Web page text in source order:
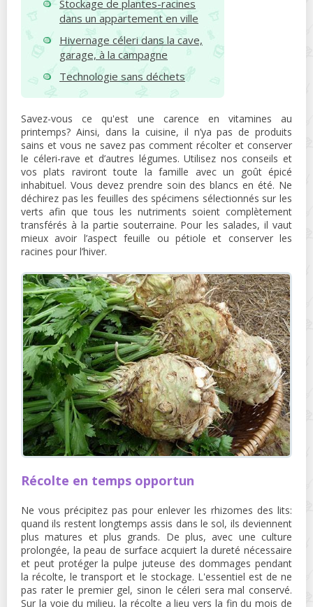
Stockage de plantes-racines
dans un appartement en ville
Hivernage céleri dans la cave,
garage, à la campagne
Technologie sans déchets
Savez-vous ce qu'est une carence en vitamines au
printemps? Ainsi, dans la cuisine, il n’ya pas de produits
sains et vous ne savez pas comment récolter et conserver
le céleri-rave et d’autres légumes. Utilisez nos conseils et
vos plats raviront toute la famille avec un goût épicé
inhabituel. Vous devez prendre soin des blancs en été. Ne
déchirez pas les feuilles des spécimens sélectionnés sur les
verts afin que tous les nutriments soient complètement
transférés à la partie souterraine. Pour les salades, il vaut
mieux avoir l’aspect feuille ou pétiole et conserver les
racines pour l’hiver.
Récolte en temps opportun
Ne vous précipitez pas pour enlever les rhizomes des lits:
quand ils restent longtemps assis dans le sol, ils deviennent
plus matures et plus grands. De plus, avec une culture
prolongée, la peau de surface acquiert la dureté nécessaire
et peut protéger la pulpe juteuse des dommages pendant
la récolte, le transport et le stockage. L'essentiel est de ne
pas rater le premier gel, sinon le céleri sera mal conservé.
Sur la voie du milieu, la récolte a lieu vers la fin du mois de